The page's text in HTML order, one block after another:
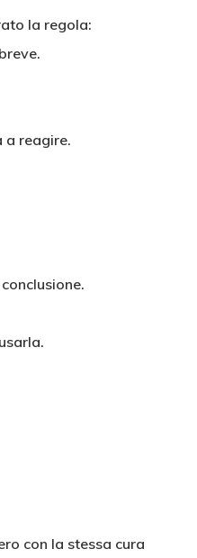
la regola:
a reagire.
con la stessa cura